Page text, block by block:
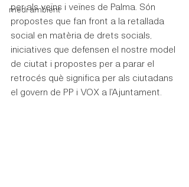
medi ambient
per als veïns i veïnes de Palma. Són
propostes que fan front a la retallada
social en matèria de drets socials,
iniciatives que defensen el nostre model
de ciutat i propostes per a parar el
retrocés què significa per als ciutadans
el govern de PP i VOX a l'Ajuntament.